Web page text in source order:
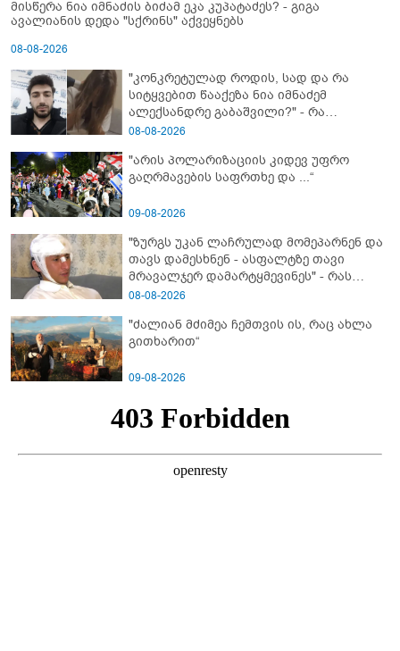
მისწერა ნია იმნაძის ბიძამ ეკა კუპატაძეს? - გიგა
ავალიანის დედა "სქრინს" აქვეყნებს
08-08-2026
"კონკრეტულად როდის, სად და რა
სიტყვებით წააქეზა ნია იმნაძემ
ალექსანდრე გაბაშვილი?" - რა
მიმართვას ავრცელებს ნია იმნაძის
08-08-2026
"არის პოლარიზაციის კიდევ უფრო
გაღრმავების საფრთხე და ...“
09-08-2026
"ზურგს უკან ლაჩრულად მომეპარნენ და
თავს დამესხნენ - ასფალტზე თავი
მრავალჯერ დამარტყმევინეს" - რას
ჰყვება კურიერი, რომელსაც
გაუსწორდნენ?
08-08-2026
"ძალიან მძიმეა ჩემთვის ის, რაც ახლა
გითხარით“
09-08-2026